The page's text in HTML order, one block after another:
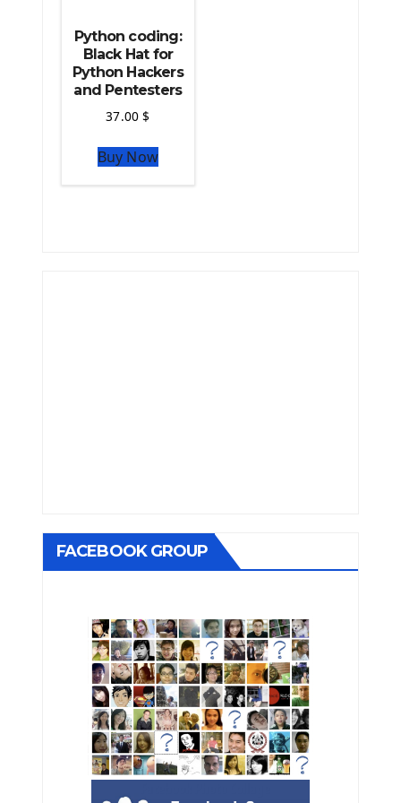
Python coding:
Black Hat for
Python Hackers
and Pentesters
37.00$
Buy Now
FACEBOOK GROUP